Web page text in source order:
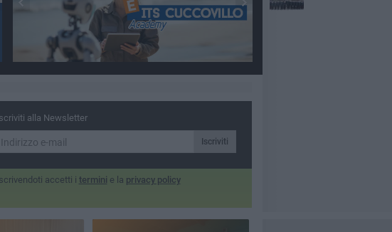
alla Newsletter
Iscriviti
accetti i termini e la privacy policy